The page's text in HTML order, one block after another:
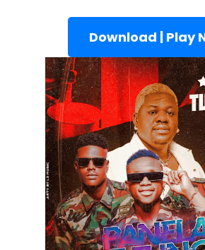
Download | Play